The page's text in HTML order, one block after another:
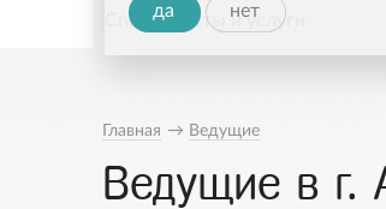
да нет
Специалисты и услуги
Главная → Ведущие
Ведущие в г.